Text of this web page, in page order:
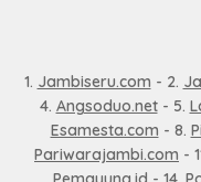
1. Jambiseru.com - 2.
4. Angsoduo.net- 5.
Esamesta.com - 8.
Pariwarajambi.com -